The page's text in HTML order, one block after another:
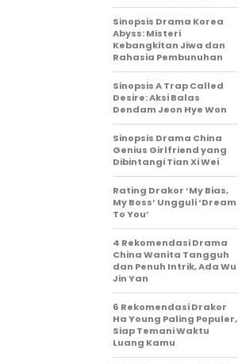
Sinopsis Drama Korea
Abyss: Misteri
Kebangkitan Jiwa dan
Rahasia Pembunuhan
Sinopsis A Trap Called
Desire: Aksi Balas
Dendam Jeon Hye Won
Sinopsis Drama China
Genius Girlfriend yang
Dibintangi Tian Xi Wei
Rating Drakor ‘My Bias,
My Boss’ Ungguli ‘Dream
To You’
4 Rekomendasi Drama
China Wanita Tangguh
dan Penuh Intrik, Ada Wu
Jin Yan
6 Rekomendasi Drakor
Ha Young Paling Populer,
Siap Temani Waktu
Luang Kamu